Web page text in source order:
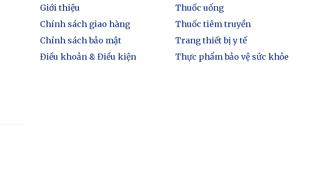
Giới thiệu
Chính sách giao hàng
Chính sách bảo mật
Điều khoản & Điều kiện
Thuốc uống
Thuốc tiêm truyền
Trang thiết bị y tế
Thực phẩm bảo vệ sức khỏe